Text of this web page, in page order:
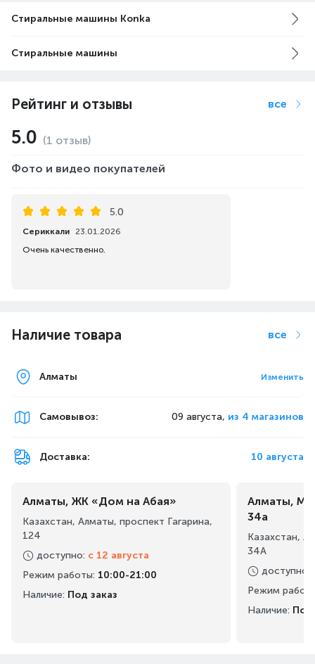
Стиральные машины Konka
Стиральные машины
Рейтинг и отзывы все
5.0 (1 отзыв)
Фото и видео покупателей
5.0
Сериккали 23.01.2026
Очень качественно.
Наличие товара все
Алматы Изменить
Самовывоз: 09 августа, из 4 магазинов
Доставка: 10 августа
Алматы, ЖК «Дом на Абая»
Казахстан, Алматы, проспект Гагарина,
124
доступно: с 12 августа
Режим работы: 10:00-21:00
Наличие: Под заказ
Алматы,
34а
Казахстан,
34А
доступно
Режим
Наличие: Под